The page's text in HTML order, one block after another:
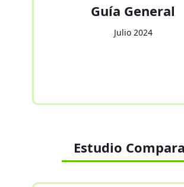
Guía General
Julio 2024
Estudio